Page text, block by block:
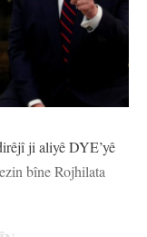
ji aliyê DYE’yê
bîne Rojhilata